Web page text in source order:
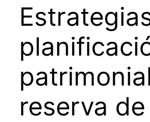
reserva